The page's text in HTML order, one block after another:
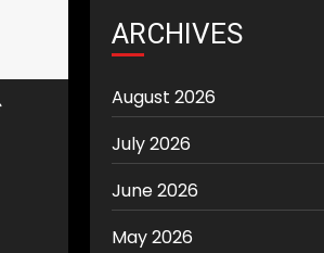
ARCHIVES
August 2026
July 2026
June 2026
May 2026